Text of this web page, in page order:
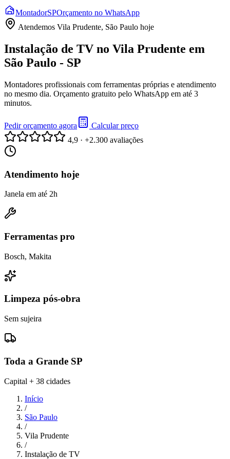
MontadorSPOrçamento no WhatsApp
Atendemos Vila Prudente, São Paulo hoje
Instalação de TV no Vila Prudente em
São Paulo - SP
Montadores profissionais com ferramentas próprias e atendimento
no mesmo dia. Orçamento gratuito pelo WhatsApp em até 3
minutos.
Pedir orçamento agora
Calcular preço
4,9 · +2.300 avaliações
Atendimento hoje
Janela em até 2h
Ferramentas pro
Bosch, Makita
Limpeza pós-obra
Sem sujeira
Toda a Grande SP
Capital + 38 cidades
Início
/
São Paulo
/
Vila Prudente
/
Instalação de TV